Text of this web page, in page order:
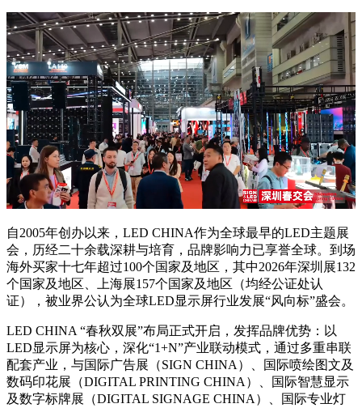
自2005年创办以来，LED CHINA作为全球最早的LED主题展
会，历经二十余载深耕与培育，品牌影响力已享誉全球。到场
海外买家十七年超过100个国家及地区，其中2026年深圳展132
个国家及地区、上海展157个国家及地区（均经公证处认
证），被业界公认为全球LED显示屏行业发展“风向标”盛会。
LED CHINA “春秋双展”布局正式开启，发挥品牌优势：以
LED显示屏为核心，深化“1+N”产业联动模式，通过多重串联
配套产业，与国际广告展（SIGN CHINA）、国际喷绘图文及
数码印花展（DIGITAL PRINTING CHINA）、国际智慧显示
及数字标牌展（DIGITAL SIGNAGE CHINA）、国际专业灯